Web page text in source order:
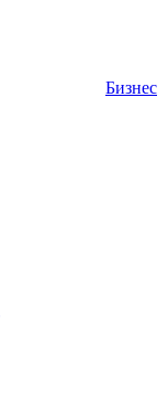
Бизнес